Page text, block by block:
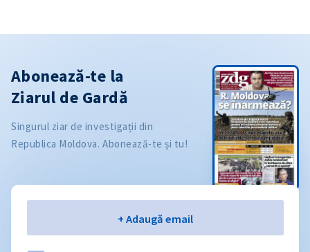
Abonează-te la
Ziarul de Gardă
Singurul ziar de investigații din
Republica Moldova. Abonează-te și tu!
+ Adaugă email